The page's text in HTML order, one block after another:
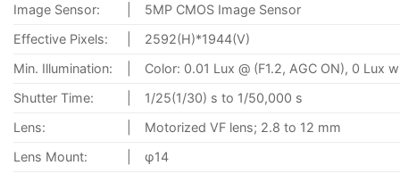
Image Sensor:
5MP CMOS Image Sensor
Effective Pixels:
2592(H)*1944(V)
Min. Illumination:
Color: 0.01 Lux @ (F1.2, AGC ON), 0 Lux
Shutter Time:
1/25(1/30) s to 1/50,000 s
Lens:
Motorized VF lens; 2.8 to 12 mm
Lens Mount:
φ14